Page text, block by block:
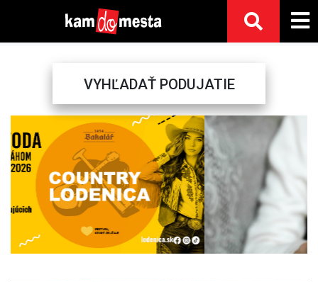
VYHĽADAŤ PODUJATIE
Previous